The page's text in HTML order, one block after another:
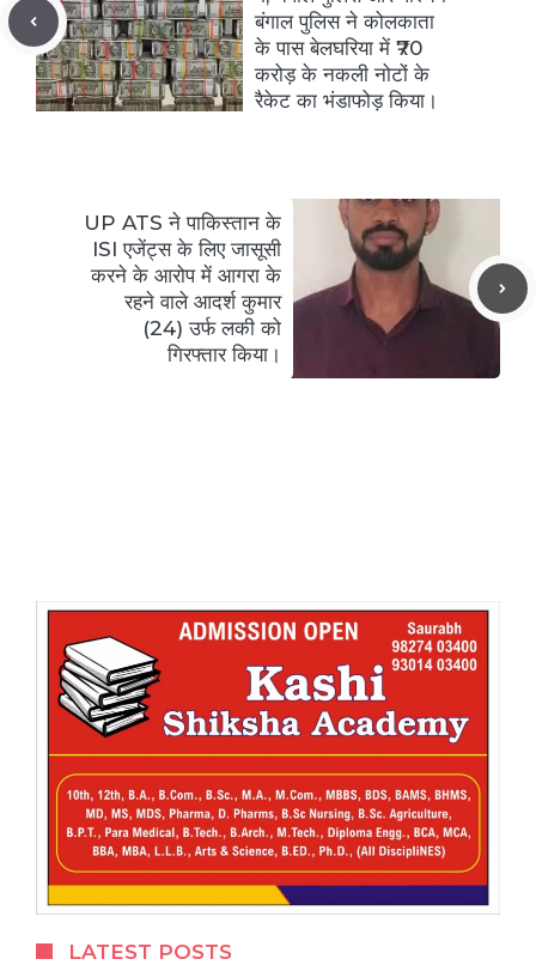
बंगाल पुलिस ने कोलकाता
के पास बेलघरिया में ₹70
करोड़ के नकली नोटों के
रैकेट का भंडाफोड़ किया।
UP ATS ने पाकिस्तान के
ISI एजेंट्स के लिए जासूसी
करने के आरोप में आगरा के
रहने वाले आदर्श कुमार
(24) उर्फ ​​लकी को
गिरफ्तार किया।
LATEST POSTS